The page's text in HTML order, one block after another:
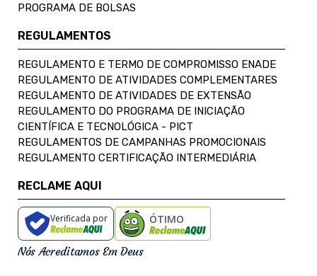
PROGRAMA DE BOLSAS
REGULAMENTOS
REGULAMENTO E TERMO DE COMPROMISSO ENADE
REGULAMENTO DE ATIVIDADES COMPLEMENTARES
REGULAMENTO DE ATIVIDADES DE EXTENSÃO
REGULAMENTO DO PROGRAMA DE INICIAÇÃO
CIENTÍFICA E TECNOLÓGICA - PICT
REGULAMENTOS DE CAMPANHAS PROMOCIONAIS
REGULAMENTO CERTIFICAÇÃO INTERMEDIÁRIA
RECLAME AQUI
Verificada por ÓTIMO
Nós Acreditamos Em Deus